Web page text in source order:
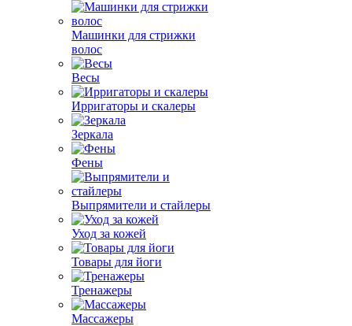
Машинки для стрижки
волос
Весы
Ирригаторы и скалеры
Зеркала
Фены
Выпрямители и стайлеры
Уход за кожей
Товары для йоги
Тренажеры
Массажеры